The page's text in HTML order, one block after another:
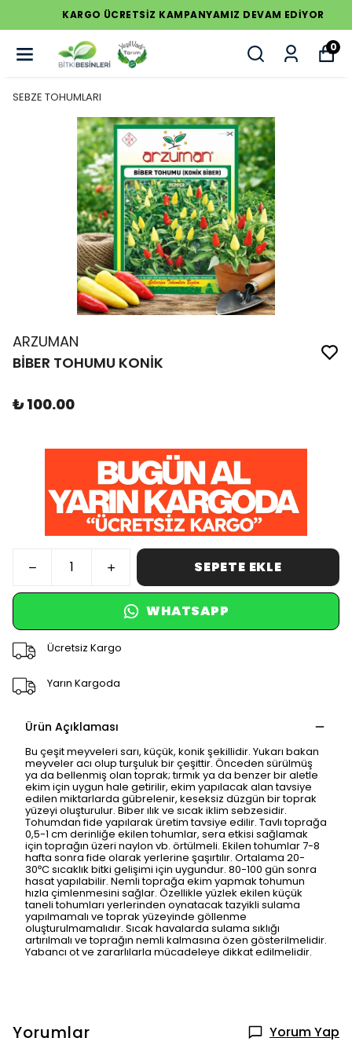
KARGO ÜCRETSİZ KAMPANYAMIZ DEVAM EDİYOR
0
SEBZE TOHUMLARI
ARZUMAN
BİBER TOHUMU KONİK
₺ 100.00
SEPETE EKLE
WHATSAPP
Ücretsiz Kargo
Yarın Kargoda
Ürün Açıklaması
Bu çeşit meyveleri sarı, küçük, konik şekillidir. Yukarı bakan
meyveler acı olup turşuluk bir çeşittir. Önceden sürülmüş
ya da bellenmiş olan toprak; tırmık ya da benzer bir aletle
ekim için uygun hale getirilir, ekim yapılacak alan tavsiye
edilen miktarlarda gübrelenir, keseksiz düzgün bir toprak
yüzeyi oluşturulur. Biber ılık ve sıcak iklim sebzesidir.
Tohumdan fide yapılarak üretim tavsiye edilir. Tavlı toprağa
0,5-1 cm derinliğe ekilen tohumlar, sera etkisi sağlamak
için toprağın üzeri naylon vb. örtülmeli. Ekilen tohumlar 7-8
hafta sonra fide olarak yerlerine şaşırtılır. Ortalama 20-
30ᵒC sıcaklık bitki gelişimi için uygundur. 80-100 gün sonra
hasat yapılabilir. Nemli toprağa ekim yapmak tohumun
hızla çimlenmesini sağlar. Özellikle yüzlek ekilen küçük
taneli tohumları yerlerinden oynatacak tazyikli sulama
yapılmamalı ve toprak yüzeyinde göllenme
oluşturulmamalıdır. Sıcak havalarda sulama sıklığı
artırılmalı ve toprağın nemli kalmasına özen gösterilmelidir.
Yabancı ot ve zararlılarla mücadeleye dikkat edilmelidir.
Yorumlar Yorum Yap